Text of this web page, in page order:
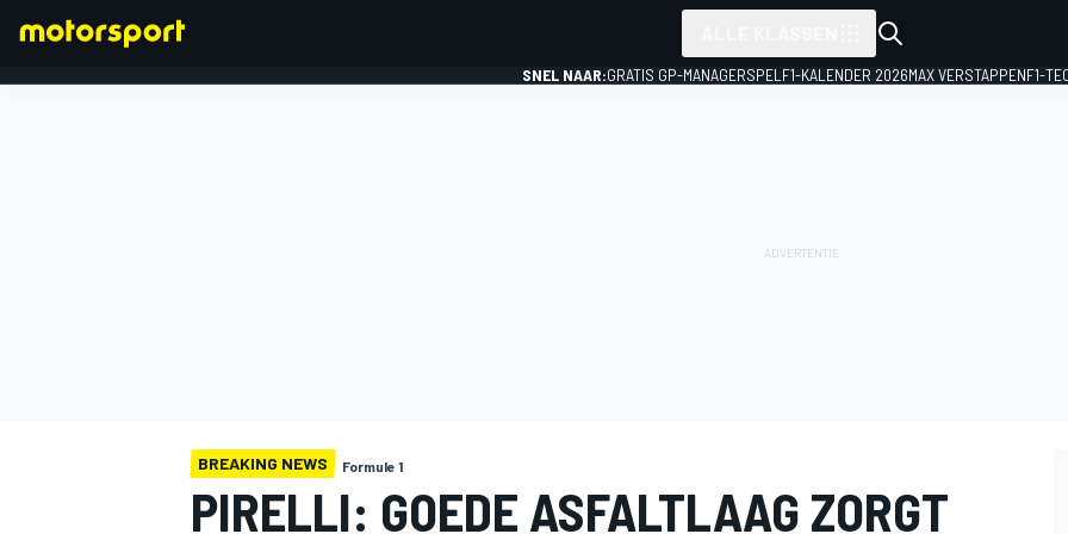
SNEL NAAR:GRATIS GP-MANAGERSPEL F1-KALENDER 2026MAX VERSTAPPENF1-
BREAKING NEWS Formule 1
PIRELLI: GOEDE ASFALTLAAG ZORGT